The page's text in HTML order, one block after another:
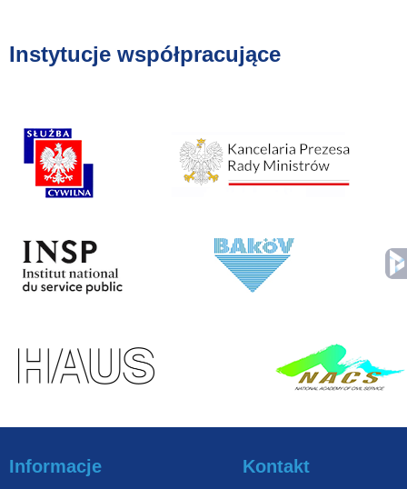
Instytucje współpracujące
Informacje Kontakt